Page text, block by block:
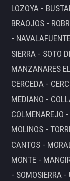
LOZOYA -
BRAOJOS -
-
SIERRA - SOTO
MANZANARES
CERCEDA -
MEDIANO -
COLMENAREJO
MOLINOS -
CANTOS -
MONTE -
- SOMOSIERRA